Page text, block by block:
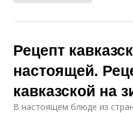
Рецепт
настоящей.
кавказской на
В настоящем блюде из